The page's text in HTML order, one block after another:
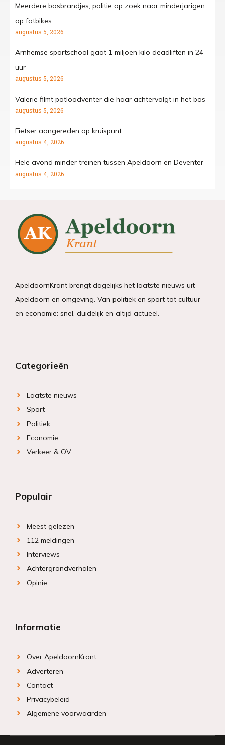
Meerdere bosbrandjes, politie op zoek naar minderjarigen
op fatbikes
augustus 5, 2026
Arnhemse sportschool gaat 1 miljoen kilo deadliften in 24
uur
augustus 5, 2026
Valerie filmt potloodventer die haar achtervolgt in het bos
augustus 5, 2026
Fietser aangereden op kruispunt
augustus 4, 2026
Hele avond minder treinen tussen Apeldoorn en Deventer
augustus 4, 2026
ApeldoornKrant brengt dagelijks het laatste nieuws uit
Apeldoorn en omgeving. Van politiek en sport tot cultuur
en economie: snel, duidelijk en altijd actueel.
Categorieën
Laatste nieuws
Sport
Politiek
Economie
Verkeer & OV
Populair
Meest gelezen
112 meldingen
Interviews
Achtergrondverhalen
Opinie
Informatie
Over ApeldoornKrant
Adverteren
Contact
Privacybeleid
Algemene voorwaarden